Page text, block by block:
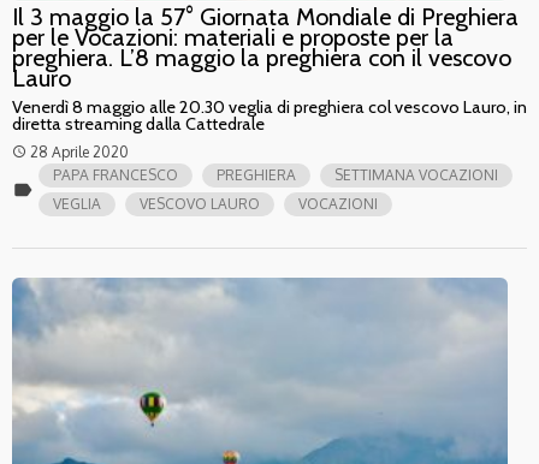
Il 3 maggio la 57° Giornata Mondiale di Preghiera
per le Vocazioni: materiali e proposte per la
preghiera. L’8 maggio la preghiera con il vescovo
Lauro
Venerdì 8 maggio alle 20.30 veglia di preghiera col vescovo Lauro, in
diretta streaming dalla Cattedrale
access_time 28 Aprile 2020
label
PAPA FRANCESCO PREGHIERA
SETTIMANA VOCAZIONI
VEGLIA
VESCOVO LAURO VOCAZIONI